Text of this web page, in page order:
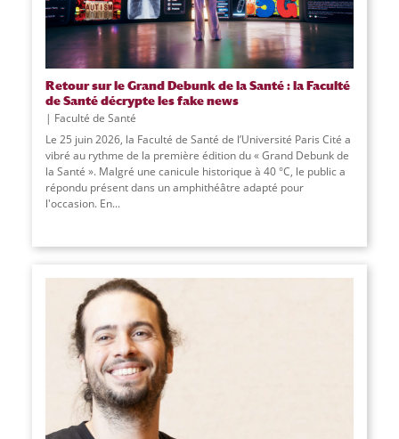
Retour sur le Grand Debunk de la Santé : la Faculté
de Santé décrypte les fake news
Faculté de Santé
Le 25 juin 2026, la Faculté de Santé de l’Université Paris Cité a
vibré au rythme de la première édition du « Grand Debunk de
la Santé ». Malgré une canicule historique à 40 °C, le public a
répondu présent dans un amphithéâtre adapté pour
l'occasion. En...